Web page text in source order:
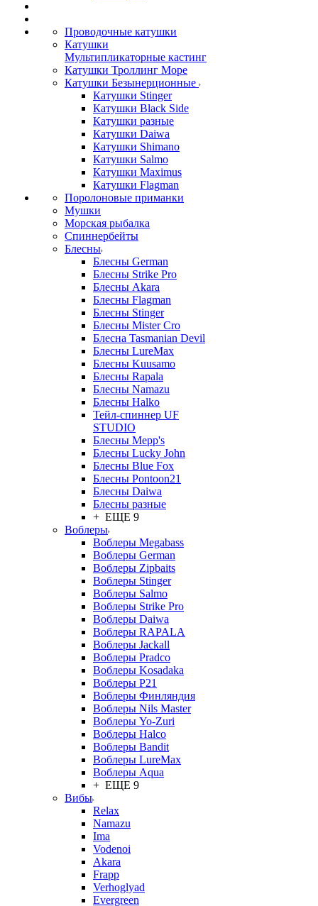
Проводочные катушки
Катушки
Мультипликаторные кастинг
Катушки Троллинг Море
Катушки Безынерционные
Катушки Stinger
Катушки Black Side
Катушки разные
Катушки Daiwa
Катушки Shimano
Катушки Salmo
Катушки Maximus
Катушки Flagman
Поролоновые приманки
Мушки
Морская рыбалка
Спиннербейты
Блесны
Блесны German
Блесны Strike Pro
Блесны Akara
Блесны Flagman
Блесны Stinger
Блесны Mister Cro
Блесна Tasmanian Devil
Блесны LureMax
Блесны Kuusamo
Блесны Rapala
Блесны Namazu
Блесны Halko
Тейл-спиннер UF
STUDIO
Блесны Mepp's
Блесны Lucky John
Блесны Blue Fox
Блесны Pontoon21
Блесны Daiwa
Блесны разные
+ ЕЩЕ 9
Воблеры
Воблеры Megabass
Воблеры German
Воблеры Zipbaits
Воблеры Stinger
Воблеры Salmo
Воблеры Strike Pro
Воблеры Daiwa
Воблеры RAPALA
Воблеры Jackall
Воблеры Pradco
Воблеры Kosadaka
Воблеры P21
Воблеры Финляндия
Воблеры Nils Master
Воблеры Yo-Zuri
Воблеры Halco
Воблеры Bandit
Воблеры LureMax
Воблеры Aqua
+ ЕЩЕ 9
Вибы
Relax
Namazu
Ima
Vodenoi
Akara
Frapp
Verhoglyad
Evergreen